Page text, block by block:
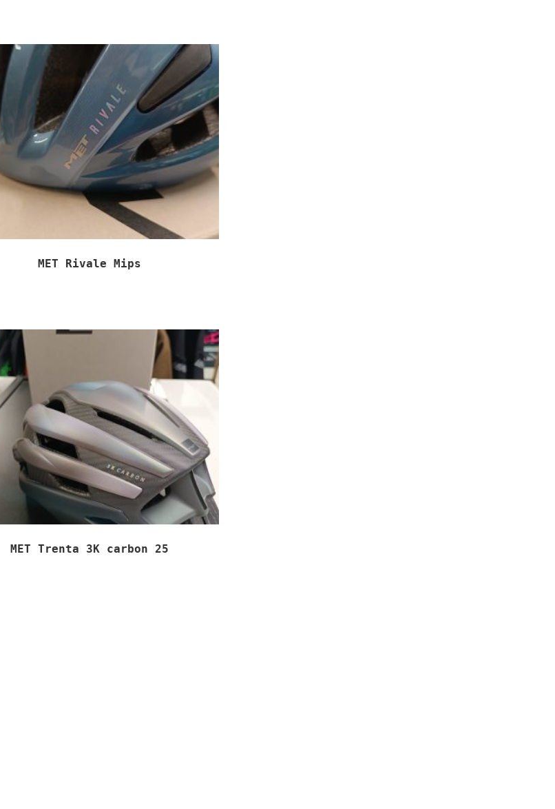
MET Rivale Mips
MET Trenta 3K carbon 25